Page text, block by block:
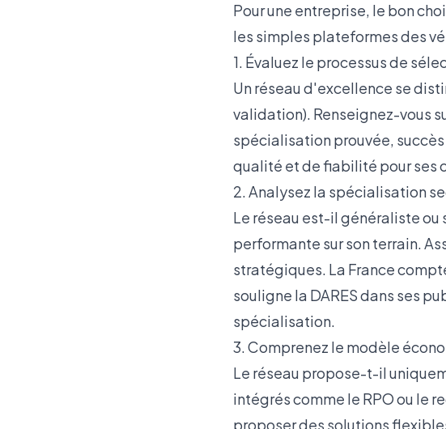
Pour une entreprise, le bon
les simples plateformes des
1. Évaluez le processus de
Un réseau d'excellence se
validation). Renseignez-vous
spécialisation prouvée,
qualité et de fiabilité pour ses
2. Analysez la spécialisation
Le réseau est-il généraliste ou
performante sur son terrain.
stratégiques. La France
souligne la DARES dans ses
spécialisation.
3. Comprenez le modèle
Le réseau propose-t-il
intégrés comme le RPO ou le
proposer des solutions